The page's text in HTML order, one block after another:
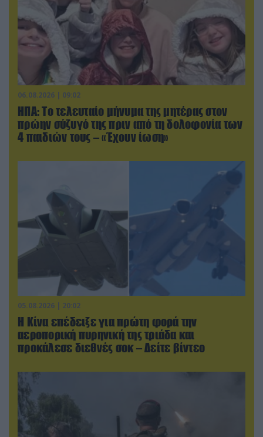
06.08.2026 | 09:02
ΗΠΑ: Το τελευταίο μήνυμα της μητέρας στον
πρώην σύζυγό της πριν από τη δολοφονία των
4 παιδιών τους – «Έχουν ίωση»
05.08.2026 | 20:02
Η Κίνα επέδειξε για πρώτη φορά την
αεροπορική πυρηνική της τριάδα και
προκάλεσε διεθνές σοκ – Δείτε βίντεο